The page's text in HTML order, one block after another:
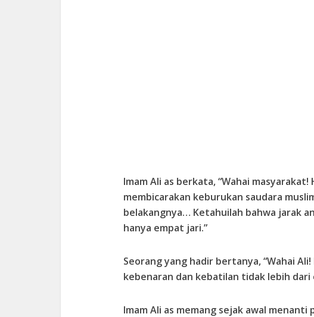
Imam Ali as berkata, “Wahai
membicarakan keburukan saudara
belakangnya… Ketahuilah bahwa jarak
hanya empat jari.”
Seorang yang hadir bertanya, “Wahai
kebenaran dan kebatilan tidak lebih dari
Imam Ali as memang sejak awal